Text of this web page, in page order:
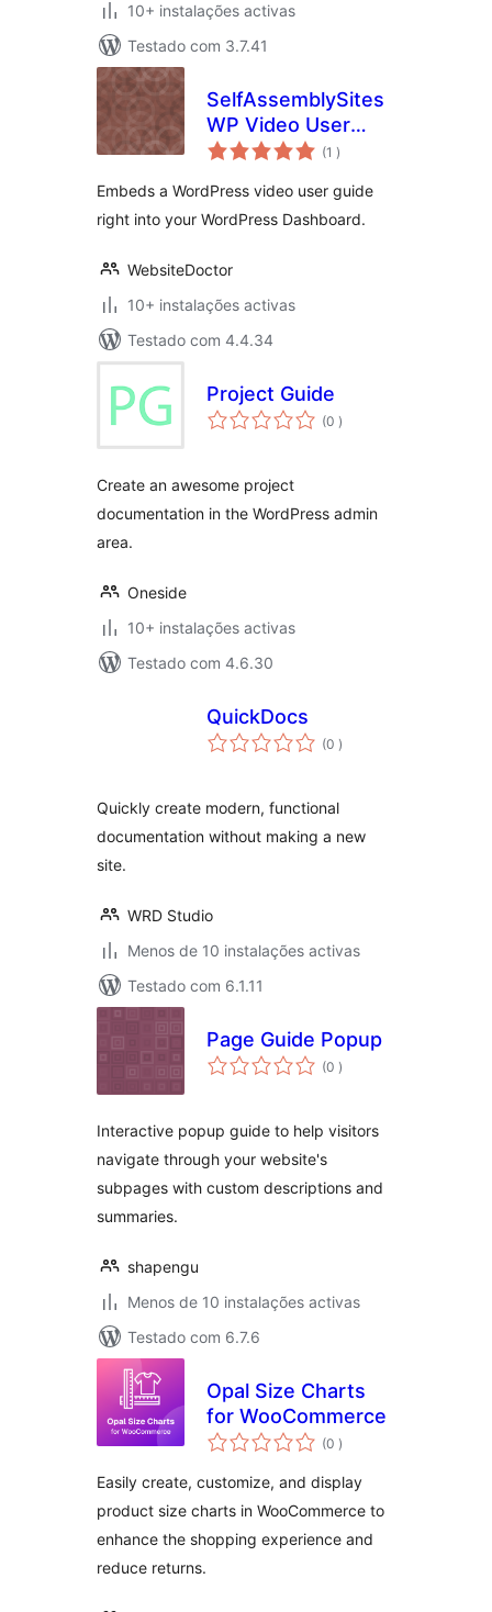
10+ instalações activas
Testado com 3.7.41
SelfAssemblySites
WP Video User
Guide
(1 classificações
)
Embeds a WordPress video user guide
right into your WordPress Dashboard.
WebsiteDoctor
10+ instalações activas
Testado com 4.4.34
Project Guide
(0 classificações
)
Create an awesome project
documentation in the WordPress admin
area.
Oneside
10+ instalações activas
Testado com 4.6.30
QuickDocs
(0 classificações
)
Quickly create modern, functional
documentation without making a new
site.
WRD Studio
Menos de 10 instalações activas
Testado com 6.1.11
Page Guide Popup
(0 classificações
)
Interactive popup guide to help visitors
navigate through your website's
subpages with custom descriptions and
summaries.
shapengu
Menos de 10 instalações activas
Testado com 6.7.6
Opal Size Charts
for WooCommerce
(0 classificações
)
Easily create, customize, and display
product size charts in WooCommerce to
enhance the shopping experience and
reduce returns.